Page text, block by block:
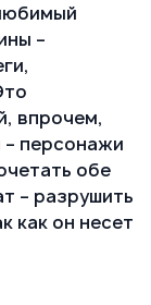
–
впрочем,
– персонажи
обе
– разрушить
как он несет